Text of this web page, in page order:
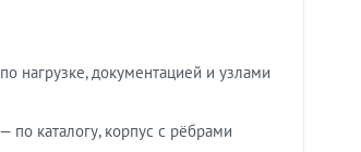
нагрузке, документацией и узлами
каталогу, корпус с рёбрами